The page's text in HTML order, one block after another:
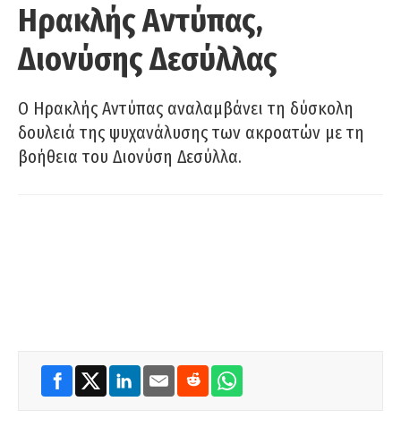
Ηρακλής Αντύπας,
Διονύσης Δεσύλλας
Ο Ηρακλής Αντύπας αναλαμβάνει τη δύσκολη
δουλειά της ψυχανάλυσης των ακροατών με τη
βοήθεια του Διονύση Δεσύλλα.